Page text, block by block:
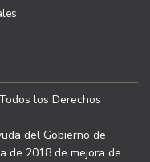
los Derechos
del Gobierno de
de 2018 de mejora de